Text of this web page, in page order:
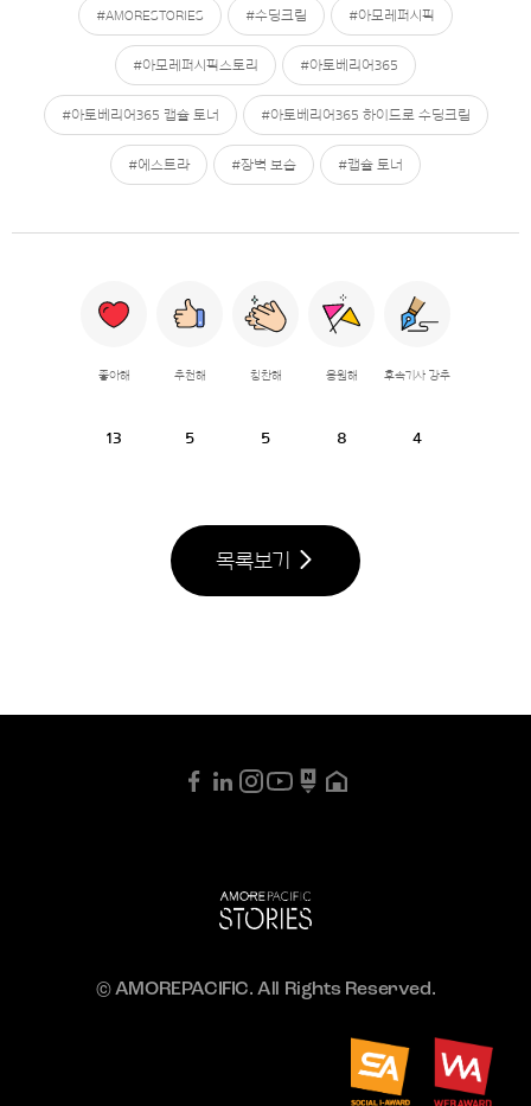
#AMORESTORIES #수딩크림 #아모레퍼시픽
#아모레퍼시픽스토리 #아토베리어365
#아토베리어365 캡슐 토너 #아토베리어365 하이드로 수딩크림
#에스트라 #장벽 보습 #캡슐 토너
좋아해
13
추천해
5
칭찬해
5
응원해
8
후속기사 강추
4
목록보기
© AMOREPACIFIC. All Rights Reserved.